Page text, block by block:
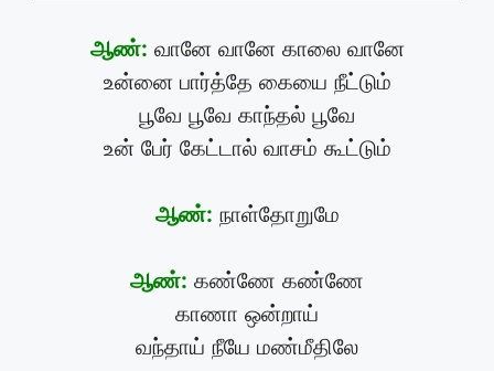
ஆண்: வானே வானே காலை வானே
உன்னை பார்த்தே கையை நீட்டும்
பூவே பூவே காந்தல் பூவே
உன் பேர் கேட்டால் வாசம் கூட்டும்
ஆண்: நாள்தோறுமே
ஆண்: கண்ணே கண்ணே
காணா ஒன்றாய்
வந்தாய் நீயே மண்மீதிலே